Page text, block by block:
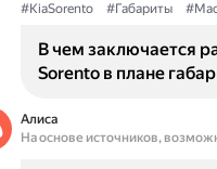
#KiaSorento
#Габариты
В чем заключается
Sorento в плане
Алиса
На основе источников,